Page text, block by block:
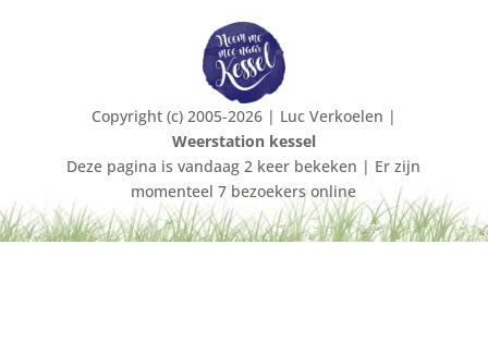
Copyright (c) 2005-2026 | Luc Verkoelen |
Weerstation kessel
Deze pagina is vandaag 2 keer bekeken | Er zijn
momenteel 7 bezoekers online